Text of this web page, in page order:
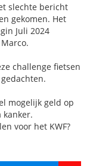
slechte bericht
gekomen. Het
Juli 2024
challenge fietsen
mogelijk geld op
kanker.
voor het KWF?